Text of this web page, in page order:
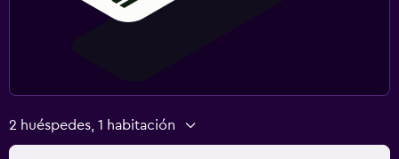
2 huéspedes, 1 habitación